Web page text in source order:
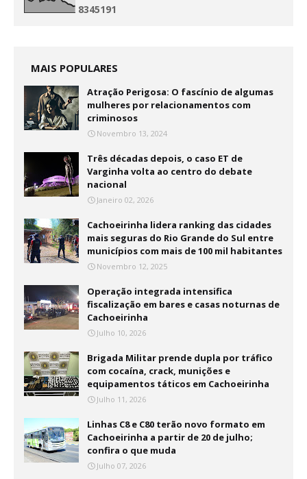
8345191
MAIS POPULARES
Atração Perigosa: O fascínio de algumas
mulheres por relacionamentos com
criminosos
Novembro 13, 2024
Três décadas depois, o caso ET de
Varginha volta ao centro do debate
nacional
Janeiro 02, 2026
Cachoeirinha lidera ranking das cidades
mais seguras do Rio Grande do Sul entre
municípios com mais de 100 mil habitantes
Novembro 12, 2025
Operação integrada intensifica
fiscalização em bares e casas noturnas de
Cachoeirinha
Julho 10, 2026
Brigada Militar prende dupla por tráfico
com cocaína, crack, munições e
equipamentos táticos em Cachoeirinha
Julho 11, 2026
Linhas C8 e C80 terão novo formato em
Cachoeirinha a partir de 20 de julho;
confira o que muda
Julho 07, 2026